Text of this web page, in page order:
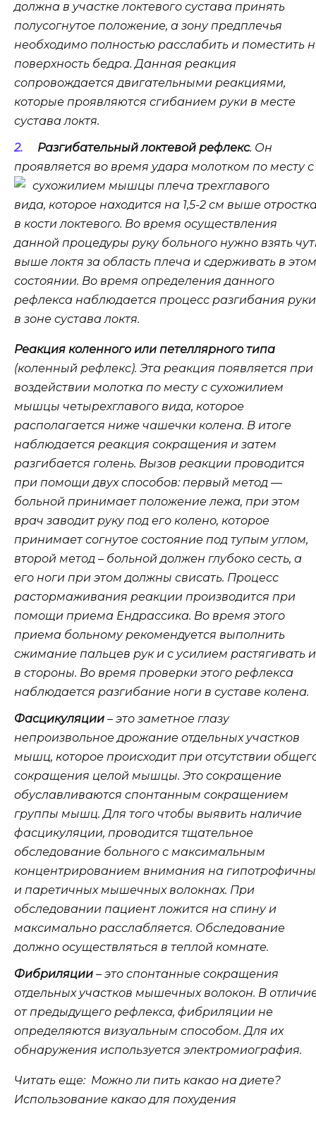
должна в участке локтевого сустава принять
полусогнутое положение, а зону предплечья
необходимо полностью расслабить и поместить
поверхность бедра. Данная реакция
сопровождается двигательными реакциями,
которые проявляются сгибанием руки в месте
сустава локтя.
Разгибательный локтевой рефлекс. Он
проявляется во время удара молотком по месту с
сухожилием мышцы плеча трехглавого
вида, которое находится на 1,5-2 см выше
в кости локтевого. Во время осуществления
данной процедуры руку больного нужно взять
выше локтя за область плеча и сдерживать в этом
состоянии. Во время определения данного
рефлекса наблюдается процесс разгибания руки
в зоне сустава локтя.
Реакция коленного или петеллярного типа
(коленный рефлекс). Эта реакция появляется при
воздействии молотка по месту с сухожилием
мышцы четырехглавого вида, которое
располагается ниже чашечки колена. В итоге
наблюдается реакция сокращения и затем
разгибается голень. Вызов реакции проводится
при помощи двух способов: первый метод —
больной принимает положение лежа, при этом
врач заводит руку под его колено, которое
принимает согнутое состояние под тупым углом,
второй метод – больной должен глубоко сесть, а
его ноги при этом должны свисать. Процесс
растормаживания реакции производится при
помощи приема Ендрассика. Во время этого
приема больному рекомендуется выполнить
сжимание пальцев рук и с усилием растягивать
в стороны. Во время проверки этого рефлекса
наблюдается разгибание ноги в суставе колена.
Фасцикуляции – это заметное глазу
непроизвольное дрожание отдельных участков
мышц, которое происходит при отсутствии
сокращения целой мышцы. Это сокращение
обуславливаются спонтанным сокращением
группы мышц. Для того чтобы выявить наличие
фасцикуляции, проводится тщательное
обследование больного с максимальным
концентрированием внимания на
и паретичных мышечных волокнах. При
обследовании пациент ложится на спину и
максимально расслабляется. Обследование
должно осуществляться в теплой комнате.
Фибриляции – это спонтанные сокращения
отдельных участков мышечных волокон. В
от предыдущего рефлекса, фибриляции не
определяются визуальным способом. Для их
обнаружения используется электромиография.
Читать еще: Можно ли пить какао на диете?
Использование какао для похудения